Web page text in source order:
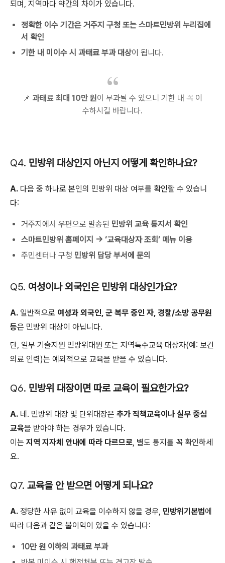
되며, 지역마다 약간의 차이가 있습니다.
정확한 이수 기간은 거주지 구청 또는 스마트민방위 누리집에
서 확인
기한 내 미이수 시 과태료 부과 대상이 됩니다.
📌 과태료 최대 10만 원이 부과될 수 있으니 기한 내 꼭 이
수하시길 바랍니다.
Q4. 민방위 대상인지 아닌지 어떻게 확인하나요?
A. 다음 중 하나로 본인의 민방위 대상 여부를 확인할 수 있습니
다:
거주지에서 우편으로 발송된 민방위 교육 통지서 확인
스마트민방위 홈페이지 → ‘교육대상자 조회’ 메뉴 이용
주민센터나 구청 민방위 담당 부서에 문의
Q5. 여성이나 외국인은 민방위 대상인가요?
A. 일반적으로 여성과 외국인, 군 복무 중인 자, 경찰/소방 공무원
등은 민방위 대상이 아닙니다.
단, 일부 기술지원 민방위대원 또는 지역특수교육 대상자(예: 보건
의료 인력)는 예외적으로 교육을 받을 수 있습니다.
Q6. 민방위 대장이면 따로 교육이 필요한가요?
A. 네. 민방위 대장 및 단위대장은 추가 직책교육이나 실무 중심
교육을 받아야 하는 경우가 있습니다.
이는 지역 지자체 안내에 따라 다르므로, 별도 통지를 꼭 확인하세
요.
Q7. 교육을 안 받으면 어떻게 되나요?
A. 정당한 사유 없이 교육을 이수하지 않을 경우, 민방위기본법에
따라 다음과 같은 불이익이 있을 수 있습니다:
10만 원 이하의 과태료 부과